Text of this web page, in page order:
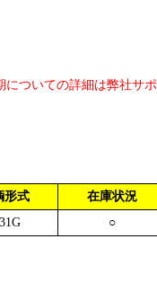
ついての詳細は弊社サポ
形式
在庫状況
○